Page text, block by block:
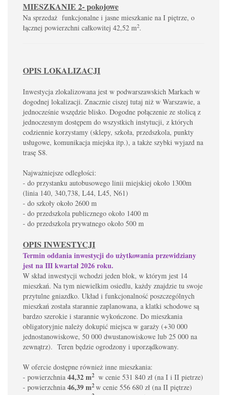
MIESZKANIE 2- pokojowe
Na sprzedaż funkcjonalne i jasne mieszkanie na I piętrze, o
łącznej powierzchni całkowitej 42,52 m2.
OPIS LOKALIZACJI
Inwestycja zlokalizowana jest w podwarszawskich Markach w
dogodnej lokalizacji. Znacznie ciszej tutaj niż w Warszawie, a
jednocześnie wszędzie blisko. Dogodne połączenie ze stolicą z
jednoczesnym dostępem do wszystkich instytucji, z których
codziennie korzystamy (sklepy, szkoła, przedszkola, punkty
usługowe, komunikacja miejska itp.), a także szybki wyjazd na
trasę S8.
Najważniejsze odległości:
- do przystanku autobusowego linii miejskiej około 1300m
(linia 140, 340,738, L44, L45, N61)
- do szkoły około 2600 m
- do przedszkola publicznego około 1400 m
- do przedszkola prywatnego około 500 m
OPIS INWESTYCJI
Termin oddania inwestycji do użytkowania przewidziany
jest na III kwartał 2026 roku.
W skład inwestycji wchodzi jeden blok, w którym jest 14
mieszkań. Na tym niewielkim osiedlu, każdy znajdzie tu swoje
przytulne gniazdko. Układ i funkcjonalność poszczególnych
mieszkań została starannie zaplanowana, a klatki schodowe są
bardzo szerokie i starannie wykończone. Do mieszkania
obligatoryjnie należy dokupić miejsca w garaży (+30 000
jednostanowiskowe, 50 000 dwustanowiskowe lub 25 000 na
zewnątrz). Teren będzie ogrodzony i uporządkowany.
W ofercie dostępne również inne mieszkania:
- powierzchnia 44,32 m2 w cenie 531 840 zł (na I i II pietrze)
- powierzchnia 46,39 m2w cenie 556 680 zł (na II piętrze)